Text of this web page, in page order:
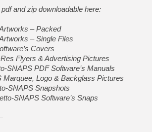
and zip downloadable here:
– Packed
– Single Files
Covers
Flyers & Advertising Pictures
SNAPS PDF Software’s Manuals
Marquee, Logo & Backglass Pictures
SNAPS Snapshots
SNAPS Software’s Snaps